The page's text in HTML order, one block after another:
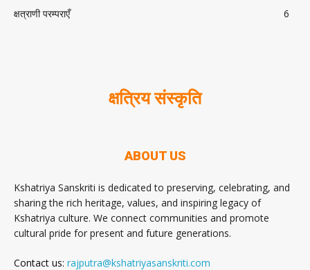
क्षत्राणी परम्पराएँ
6
क्षत्रिय संस्कृति
ABOUT US
Kshatriya Sanskriti is dedicated to preserving, celebrating, and
sharing the rich heritage, values, and inspiring legacy of
Kshatriya culture. We connect communities and promote
cultural pride for present and future generations.
Contact us: rajputra@kshatriyasanskriti.com